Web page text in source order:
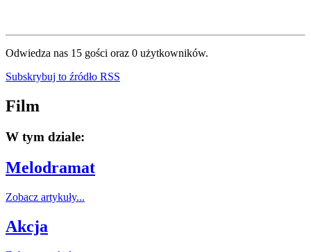
Odwiedza nas 15 gości oraz 0 użytkowników.
Subskrybuj to źródło RSS
Film
W tym dziale:
Melodramat
Zobacz artykuły...
Akcja